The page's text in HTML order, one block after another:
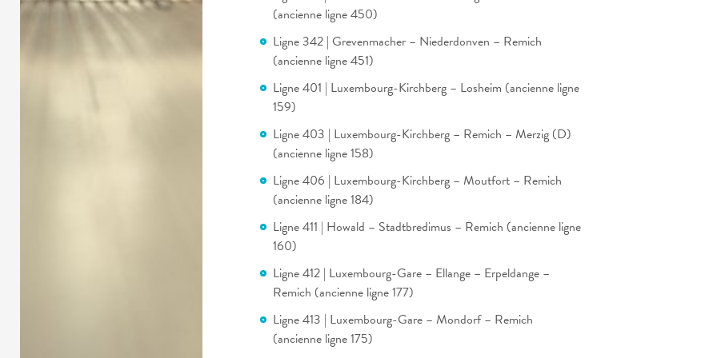
(ancienne ligne 450)
Ligne 342 | Grevenmacher – Niederdonven – Remich
(ancienne ligne 451)
Ligne 401 | Luxembourg-Kirchberg – Losheim (ancienne ligne
159)
Ligne 403 | Luxembourg-Kirchberg – Remich – Merzig (D)
(ancienne ligne 158)
Ligne 406 | Luxembourg-Kirchberg – Moutfort – Remich
(ancienne ligne 184)
Ligne 411 | Howald – Stadtbredimus – Remich (ancienne ligne
160)
Ligne 412 | Luxembourg-Gare – Ellange – Erpeldange –
Remich (ancienne ligne 177)
Ligne 413 | Luxembourg-Gare – Mondorf – Remich
(ancienne ligne 175)